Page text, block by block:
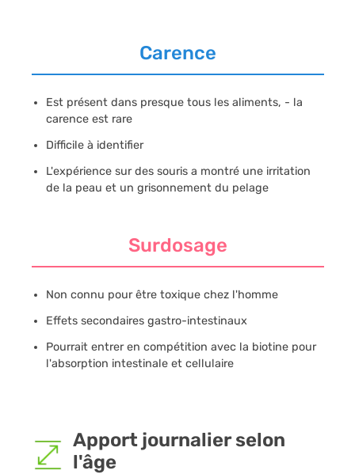
Carence
Est présent dans presque tous les aliments, - la
carence est rare
Difficile à identifier
L'expérience sur des souris a montré une irritation
de la peau et un grisonnement du pelage
Surdosage
Non connu pour être toxique chez l'homme
Effets secondaires gastro-intestinaux
Pourrait entrer en compétition avec la biotine pour
l'absorption intestinale et cellulaire
Apport journalier selon
l'âge